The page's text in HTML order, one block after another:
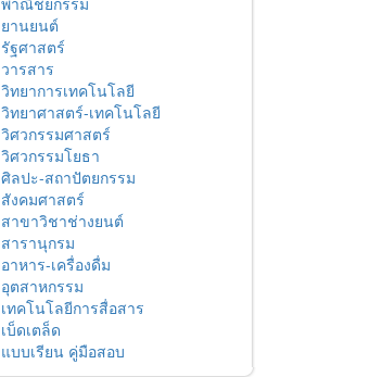
ยานยนต์
รัฐศาสตร์
วารสาร
วิทยาการเทคโนโลยี
วิทยาศาสตร์-เทคโนโลยี
วิศวกรรมศาสตร์
วิศวกรรมโยธา
ศิลปะ-สถาปัตยกรรม
สังคมศาสตร์
สาขาวิชาช่างยนต์
สารานุกรม
อาหาร-เครื่องดื่ม
อุตสาหกรรม
เทคโนโลยีการสื่อสาร
เบ็ดเตล็ด
แบบเรียน คู่มือสอบ